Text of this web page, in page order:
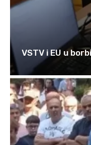
VSTV i EU u